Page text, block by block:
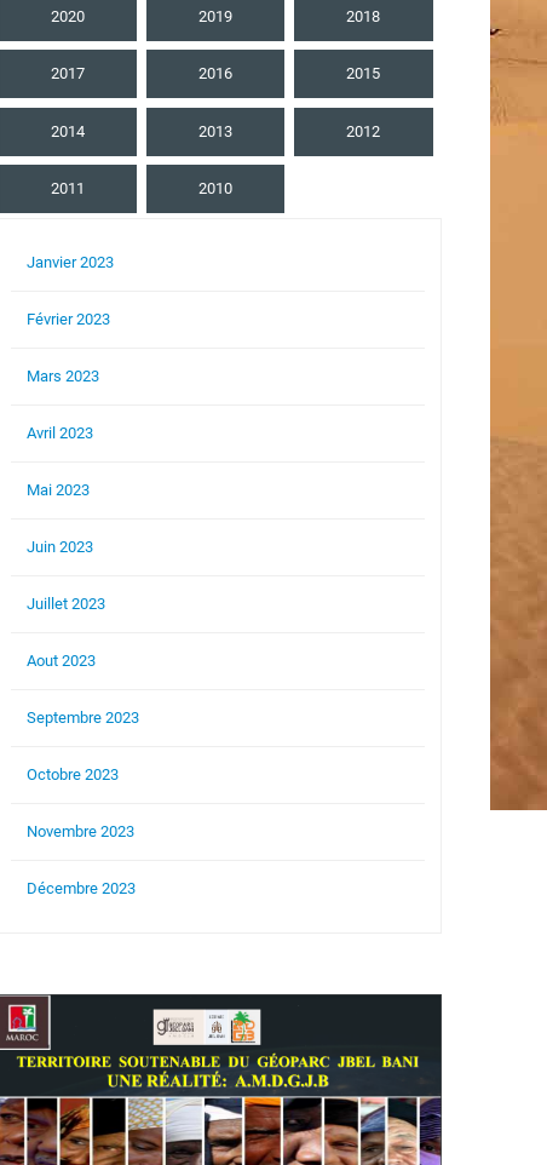
2020 2019 2018
2017 2016 2015
2014 2013 2012
2011 2010
Janvier 2023
Février 2023
Mars 2023
Avril 2023
Mai 2023
Juin 2023
Juillet 2023
Aout 2023
Septembre 2023
Octobre 2023
Novembre 2023
Décembre 2023